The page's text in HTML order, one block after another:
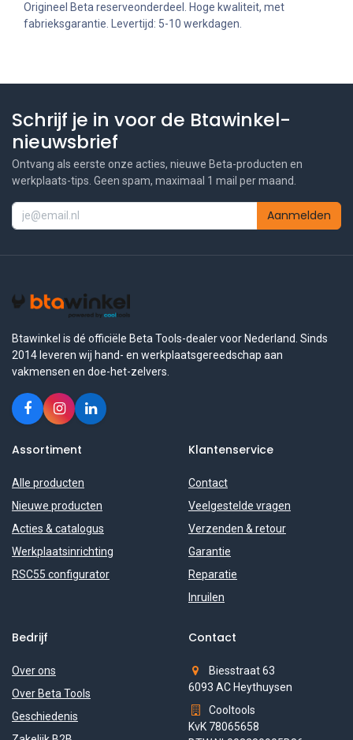
Origineel Beta reserveonderdeel. Hoge kwaliteit, met
fabrieksgarantie. Levertijd: 5-10 werkdagen.
Schrijf je in voor de Btawinkel-
nieuwsbrief
Ontvang als eerste onze acties, nieuwe Beta-producten en
werkplaats-tips. Geen spam, maximaal 1 mail per maand.
Aanmelden
Btawinkel is dé officiële Beta Tools-dealer voor Nederland. Sinds
2014 leveren wij hand- en werkplaatsgereedschap aan
vakmensen en doe-het-zelvers.
Assortiment
Alle producten
Nieuwe producten
Acties & catalogus
Werkplaatsinrichting
RSC55 configurator
Klantenservice
Contact
Veelgestelde vragen
Verzenden & retour
Garantie
Reparatie
Inruilen
Bedrijf
Over ons
Over Beta Tools
Geschiedenis
Contact
Biesstraat 63
6093 AC Heythuysen
Cooltools
KvK 78065658